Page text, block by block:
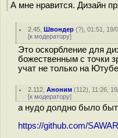
А мне нравится. Дизайн
2.45 ,Швондер (?), 01:51, 19/
[к модератору]
Это оскорбление для
божественным с точки
учат не только на
2.112 ,Аноним (112), 11:26,
[к модератору]
а нудо долдно было
https://github.com/